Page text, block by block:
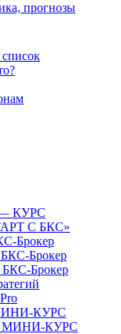
прогнозы
КУРС
С БКС»
Брокер
БКС-Брокер
Брокер
КУРС
МИНИ-КУРС